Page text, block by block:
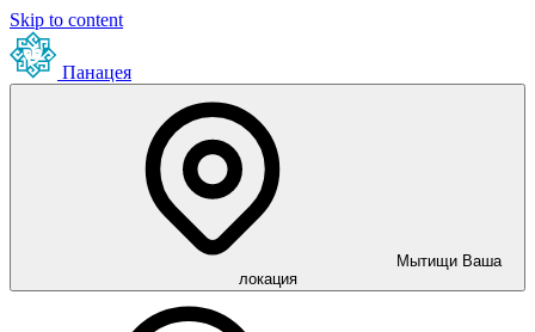
Skip to content
Панацея
Мытищи Ваша
локация